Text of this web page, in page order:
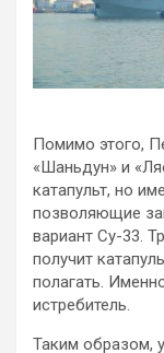
Помимо этого,
«Шаньдун» и
катапульт, но
позволяющие
вариант Су-33.
получит
полагать.
истребитель.
Таким образом,